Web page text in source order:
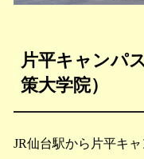
片平キャンパ
策大学院）
JR仙台駅から片平キ